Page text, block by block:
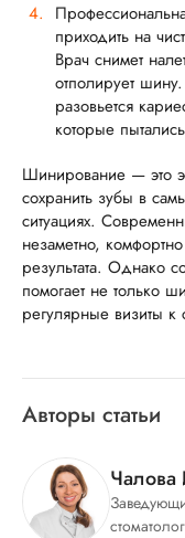
приходить на
Врач снимет
отполирует
разовьется
которые
Шинирование — это
сохранить зубы в
ситуациях.
незаметно,
результата. Однако
помогает не только
регулярные визиты к
Авторы статьи